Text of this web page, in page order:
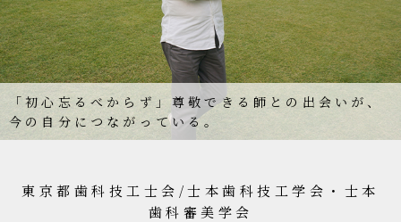
「初心忘るべからず」尊敬できる師との出会いが、
今の自分につながっている。
東京都歯科技工士会/士本歯科技工学会・士本
歯科審美学会